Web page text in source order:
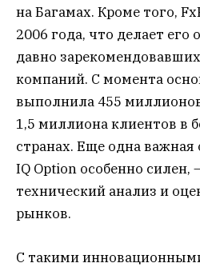
на Багамах. Кроме того,
2006 года, что делает
давно
компаний. С момента
выполнила 455
1,5 миллиона клиентов в
странах. Еще одна важная
IQ Option особенно силен,
технический анализ и
рынков.
С такими